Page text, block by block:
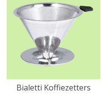
Bialetti Koffiezetters